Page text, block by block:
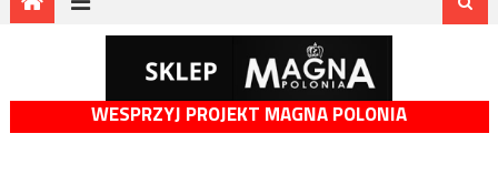
WESPRZYJ PROJEKT MAGNA POLONIA